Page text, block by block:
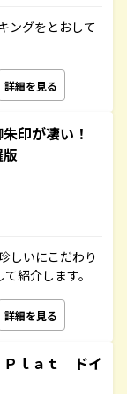
ングをとおして
詳細を見る
印が凄い！
しいにこだわり
紹介します。
詳細を見る
ｌａｔ ドイ